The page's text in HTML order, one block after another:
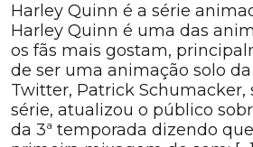
Harley Quinn é a série
Harley Quinn é uma das
os fãs mais gostam,
de ser uma animação solo
Twitter, Patrick Schumacker,
série, atualizou o público
da 3ª temporada dizendo